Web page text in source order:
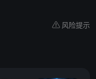
风险提示